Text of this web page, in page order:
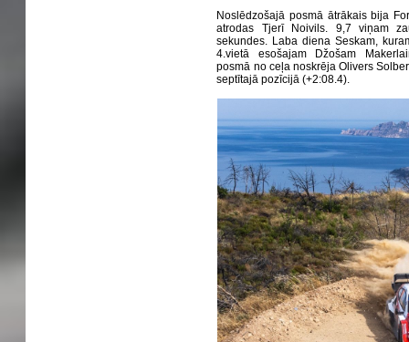
Noslēdzošajā posmā ātrākais bija
atrodas Tjerī Noivils. 9,7 viņam
sekundes. Laba diena Seskam,
4.vietā esošajam Džošam
posmā no ceļa noskrēja Olivers
septītajā pozīcijā (+2:08.4).